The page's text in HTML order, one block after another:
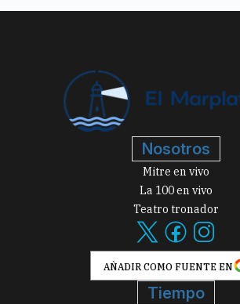
Nosotros
Mitre en vivo
La 100 en vivo
Teatro tronador
AÑADIR COMO FUENTE EN
Tiempo